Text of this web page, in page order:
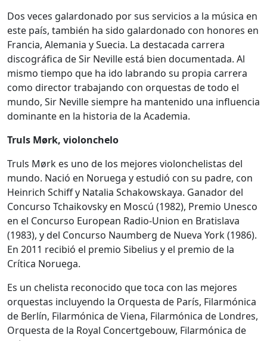
Dos veces galardonado por sus servicios a la música en
este país, también ha sido galardonado con honores en
Francia, Alemania y Suecia. La destacada carrera
discográfica de Sir Neville está bien documentada. Al
mismo tiempo que ha ido labrando su propia carrera
como director trabajando con orquestas de todo el
mundo, Sir Neville siempre ha mantenido una influencia
dominante en la historia de la Academia.
Truls Mørk, violonchelo
Truls Mørk es uno de los mejores violonchelistas del
mundo. Nació en Noruega y estudió con su padre, con
Heinrich Schiff y Natalia Schakowskaya. Ganador del
Concurso Tchaikovsky en Moscú (1982), Premio Unesco
en el Concurso European Radio-Union en Bratislava
(1983), y del Concurso Naumberg de Nueva York (1986).
En 2011 recibió el premio Sibelius y el premio de la
Crítica Noruega.
Es un chelista reconocido que toca con las mejores
orquestas incluyendo la Orquesta de París, Filarmónica
de Berlín, Filarmónica de Viena, Filarmónica de Londres,
Orquesta de la Royal Concertgebouw, Filarmónica de